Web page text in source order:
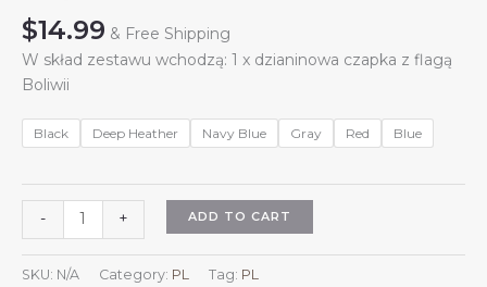
$14.99 & Free Shipping
W skład zestawu wchodzą: 1 x dzianinowa czapka z flagą
Boliwii
Black Deep Heather Navy Blue Gray Red Blue
-
Boliwii
Dzianinowa
+ ADD TO CART
SKU: N/A Category: PL Tag: PL